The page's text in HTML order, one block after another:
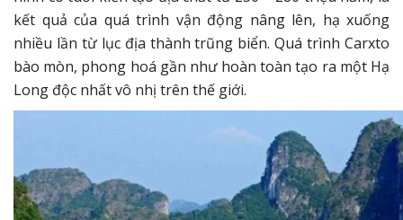
kết quả của quá trình vận động nâng lên, hạ xuống
nhiều lần từ lục địa thành trũng biển. Quá trình Carxto
bào mòn, phong hoá gần như hoàn toàn tạo ra một Hạ
Long độc nhất vô nhị trên thế giới.